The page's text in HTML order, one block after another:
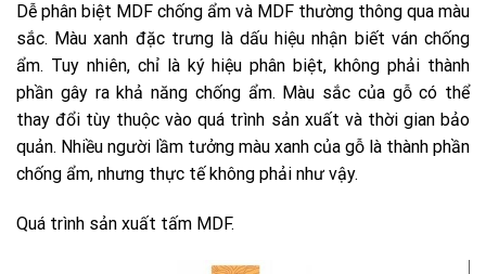
Dễ phân biệt MDF chống ẩm và MDF thường thông qua màu
sắc. Màu xanh đặc trưng là dấu hiệu nhận biết ván chống
ẩm. Tuy nhiên, chỉ là ký hiệu phân biệt, không phải thành
phần gây ra khả năng chống ẩm. Màu sắc của gỗ có thể
thay đổi tùy thuộc vào quá trình sản xuất và thời gian bảo
quản. Nhiều người lầm tưởng màu xanh của gỗ là thành phần
chống ẩm, nhưng thực tế không phải như vậy.
Quá trình sản xuất tấm MDF.